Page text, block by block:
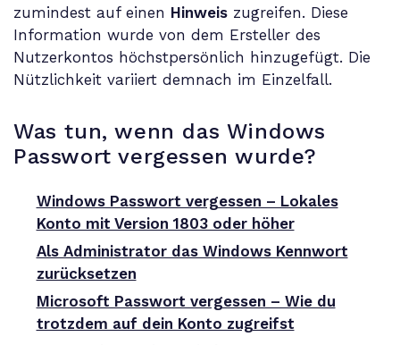
zumindest auf einen Hinweis zugreifen. Diese
Information wurde von dem Ersteller des
Nutzerkontos höchstpersönlich hinzugefügt. Die
Nützlichkeit variiert demnach im Einzelfall.
Was tun, wenn das Windows
Passwort vergessen wurde?
Windows Passwort vergessen – Lokales
Konto mit Version 1803 oder höher
Als Administrator das Windows Kennwort
zurücksetzen
Microsoft Passwort vergessen – Wie du
trotzdem auf dein Konto zugreifst